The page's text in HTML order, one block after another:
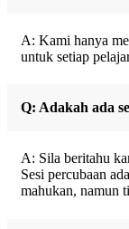
A: Kami hanya
untuk setiap
Q: Adakah ada
A: Sila beritahu
Sesi percubaan
mahukan, namun